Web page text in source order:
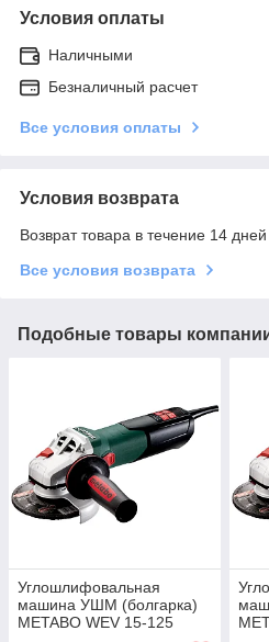
Условия оплаты
Наличными
Безналичный расчет
Все условия оплаты
Условия возврата
Возврат товара в течение 14
Все условия возврата
Подобные товары
Углошлифовальная
машина УШМ (болгарка)
METABO WEV 15-125